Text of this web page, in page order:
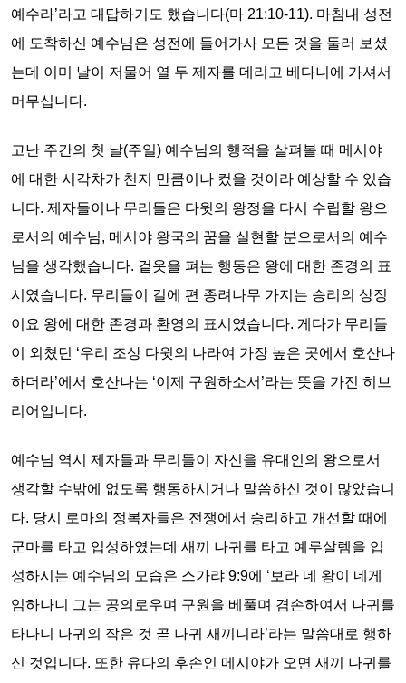
예수라’라고 대답하기도 했습니다(마 21:10-11). 마침내 성전
에 도착하신 예수님은 성전에 들어가사 모든 것을 둘러 보셨
는데 이미 날이 저물어 열 두 제자를 데리고 베다니에 가셔서
머무십니다.
고난 주간의 첫 날(주일) 예수님의 행적을 살펴볼 때 메시야
에 대한 시각차가 천지 만큼이나 컸을 것이라 예상할 수 있습
니다. 제자들이나 무리들은 다윗의 왕정을 다시 수립할 왕으
로서의 예수님, 메시야 왕국의 꿈을 실현할 분으로서의 예수
님을 생각했습니다. 겉옷을 펴는 행동은 왕에 대한 존경의 표
시였습니다. 무리들이 길에 편 종려나무 가지는 승리의 상징
이요 왕에 대한 존경과 환영의 표시였습니다. 게다가 무리들
이 외쳤던 ‘우리 조상 다윗의 나라여 가장 높은 곳에서 호산나
하더라’에서 호산나는 ‘이제 구원하소서’라는 뜻을 가진 히브
리어입니다.
예수님 역시 제자들과 무리들이 자신을 유대인의 왕으로서
생각할 수밖에 없도록 행동하시거나 말씀하신 것이 많았습니
다. 당시 로마의 정복자들은 전쟁에서 승리하고 개선할 때에
군마를 타고 입성하였는데 새끼 나귀를 타고 예루살렘을 입
성하시는 예수님의 모습은 스가랴 9:9에 ‘보라 네 왕이 네게
임하나니 그는 공의로우며 구원을 베풀며 겸손하여서 나귀를
타나니 나귀의 작은 것 곧 나귀 새끼니라’라는 말씀대로 행하
신 것입니다. 또한 유다의 후손인 메시야가 오면 새끼 나귀를